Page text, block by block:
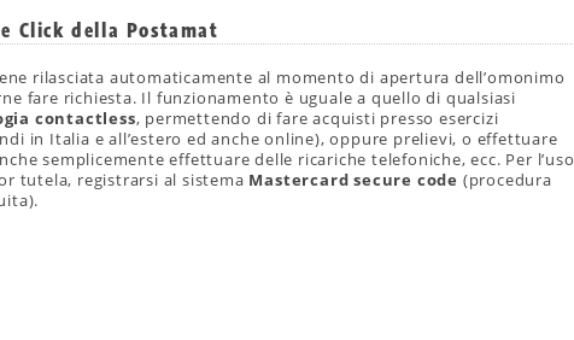
Click della Postamat
rilasciata automaticamente al momento di apertura dell’omonimo
fare richiesta. Il funzionamento è uguale a quello di qualsiasi
contactless, permettendo di fare acquisti presso esercizi
in Italia e all’estero ed anche online), oppure prelievi, o effettuare
semplicemente effettuare delle ricariche telefoniche, ecc. Per l’uso
tutela, registrarsi al sistema Mastercard secure code (procedura